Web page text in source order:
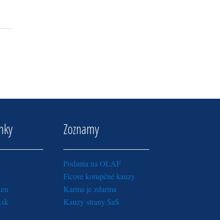
Zoznamy
Podania na OLAF
Ficove korupčné kauzy
Karma je zdarma
Kauzy strany SaS